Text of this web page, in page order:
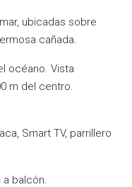
ubicadas sobre
cañada.
océano. Vista
m del centro.
Smart TV, parrillero
a balcón.